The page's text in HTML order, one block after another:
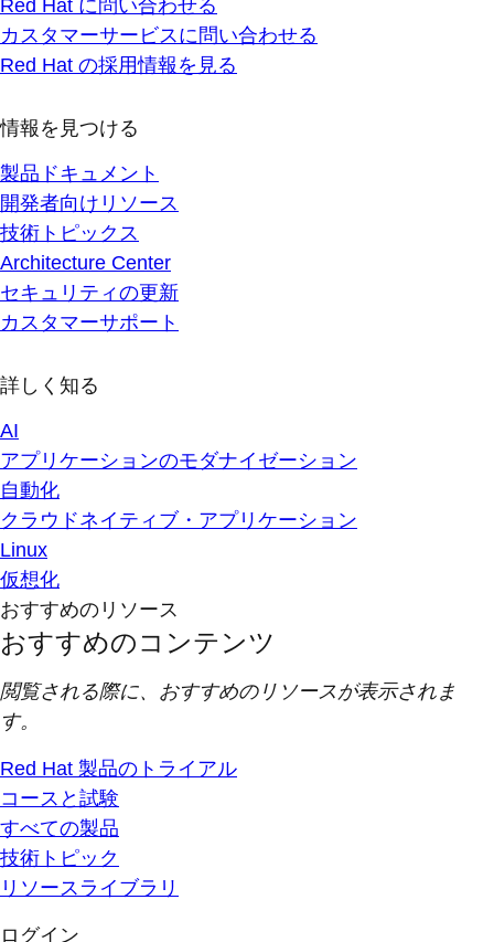
Red Hat に問い合わせる
カスタマーサービスに問い合わせる
Red Hat の採用情報を見る
情報を見つける
製品ドキュメント
開発者向けリソース
技術トピックス
Architecture Center
セキュリティの更新
カスタマーサポート
詳しく知る
AI
アプリケーションのモダナイゼーション
自動化
クラウドネイティブ・アプリケーション
Linux
仮想化
おすすめのリソース
おすすめのコンテンツ
閲覧される際に、おすすめのリソースが表示されま
す。
Red Hat 製品のトライアル
コースと試験
すべての製品
技術トピック
リソースライブラリ
ログイン